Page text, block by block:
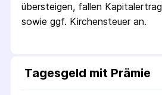
übersteigen, fallen
sowie ggf. Kirchensteuer an.
Tagesgeld mit Prämie